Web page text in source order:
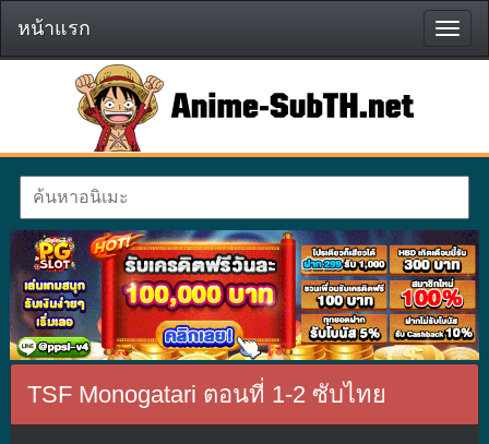
หน้า
แรก
หน้าแรก
TSF Monogatari ตอนที่ 1-2 ซับไทย